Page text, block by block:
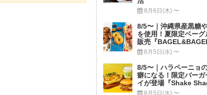
8月6日(木) 〜
8/5〜｜沖縄県産黒糖
を使用！夏限定ベーグ
販売『
8月5日(水) 〜
8/5〜｜ハラペーニョ
癖になる！限定バーガ
イが登場『Shake
8月5日(水) 〜